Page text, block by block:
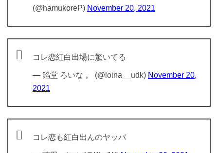
(@hamukoreP) November 20, 2021
コレ恋紅白出場に驚いてる
— 餡堂 ろいな 。 (@loina__udk) November 20,
2021
コレ恋も紅白出んのヤッバ